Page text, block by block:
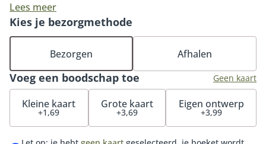
is het perfecte geschenk om iemand écht mee te
verrassen. Het boeket wordt geleverd inclusief vaas
zodat de ontvanger direct kan genieten van dit
prachtige, sfeervolle boeket.
Lees meer
Voeg een boodschap toe Geen kaart
Kleine kaart
+1,69
Grote kaart
+3,69
Eigen ontwerp
+3,99
Kies je bezorgmethode
Bezorgen Afhalen